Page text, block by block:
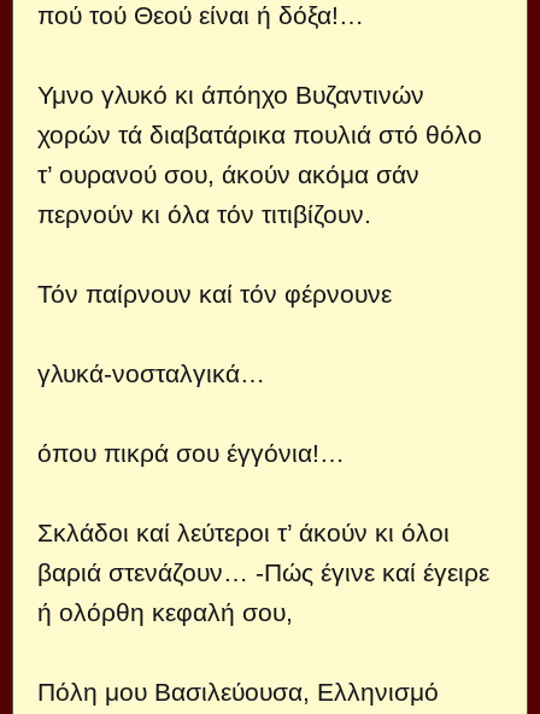
πού τού Θεού είναι ή δόξα!…
Υμνο γλυκό κι άπόηχο Βυζαντινών
χορών τά διαβατάρικα πουλιά στό θόλο
τ’ ουρανού σου, άκούν ακόμα σάν
περνούν κι όλα τόν τιτιβίζουν.
Τόν παίρνουν καί τόν φέρνουνε
γλυκά-νοσταλγικά…
όπου πικρά σου έγγόνια!…
Σκλάδοι καί λεύτεροι τ’ άκούν κι όλοι
βαριά στενάζουν… -Πώς έγινε καί έγειρε
ή ολόρθη κεφαλή σου,
Πόλη μου Βασιλεύουσα, Ελληνισμό